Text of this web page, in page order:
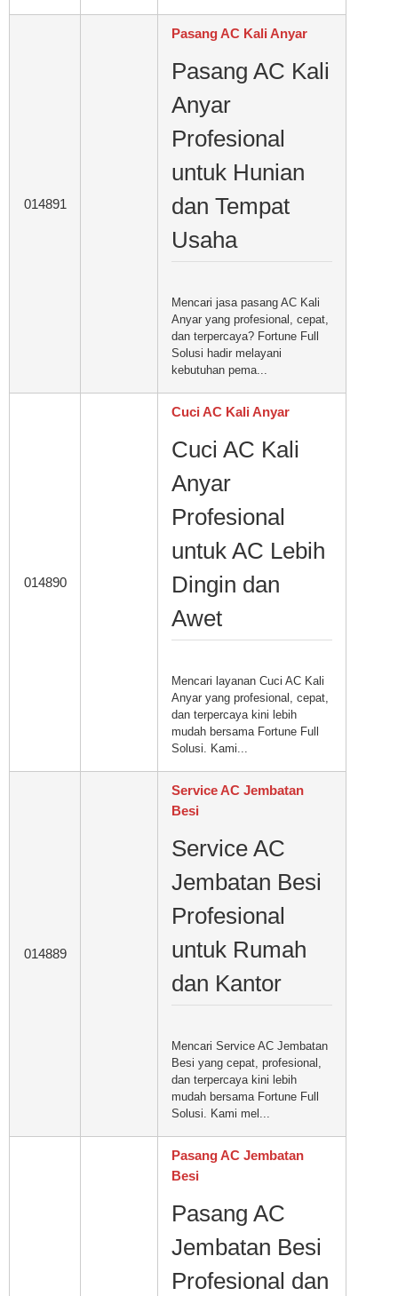
014891
Pasang AC Kali Anyar
Pasang AC Kali
Anyar
Profesional
untuk Hunian
dan Tempat
Usaha
Mencari jasa pasang AC Kali
Anyar yang profesional, cepat,
dan terpercaya? Fortune Full
Solusi hadir melayani
kebutuhan pema...
014890
Cuci AC Kali Anyar
Cuci AC Kali
Anyar
Profesional
untuk AC Lebih
Dingin dan
Awet
Mencari layanan Cuci AC Kali
Anyar yang profesional, cepat,
dan terpercaya kini lebih
mudah bersama Fortune Full
Solusi. Kami...
014889
Service AC Jembatan
Besi
Service AC
Jembatan Besi
Profesional
untuk Rumah
dan Kantor
Mencari Service AC Jembatan
Besi yang cepat, profesional,
dan terpercaya kini lebih
mudah bersama Fortune Full
Solusi. Kami mel...
Pasang AC Jembatan
Besi
Pasang AC
Jembatan Besi
Profesional dan